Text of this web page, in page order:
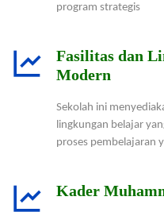
program strategis
Fasilitas dan
Modern
Sekolah ini
lingkungan belajar
proses pembelajaran
Kader